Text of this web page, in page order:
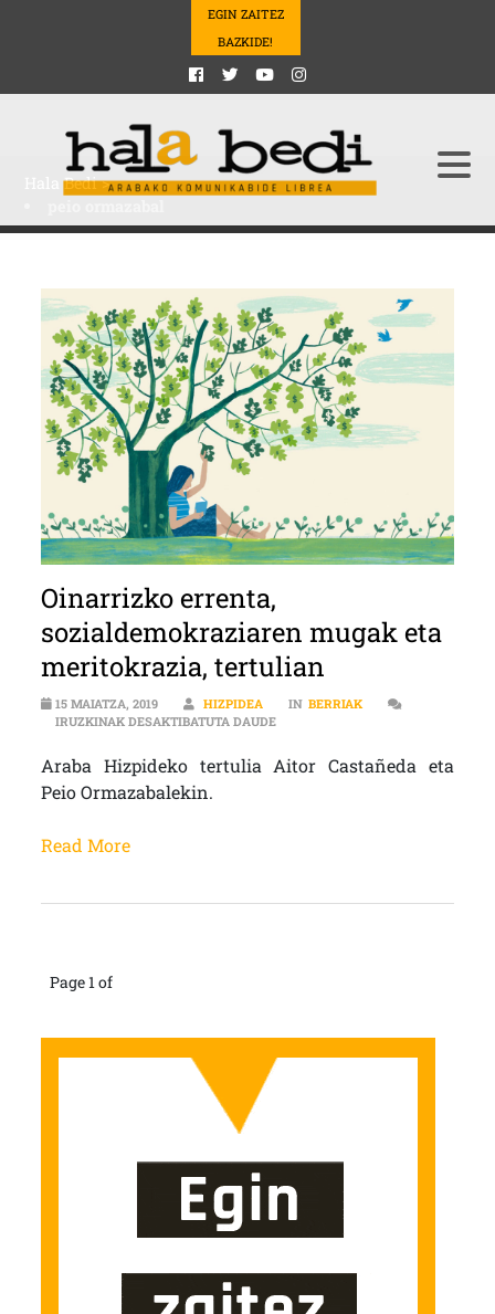
EGIN ZAITEZ
BAZKIDE!
Hala Bedi>
Oinarrizko errenta,
sozialdemokraziaren mugak eta
meritokrazia, tertulian
15 MAIATZA, 2019 HIZPIDEA IN BERRIAK
IRUZKINAK DESAKTIBATUTA DAUDEOINARRIZKO ERRENTA,
Araba Hizpideko tertulia Aitor Castañeda eta
Peio Ormazabalekin.
Read More
Page 1 of